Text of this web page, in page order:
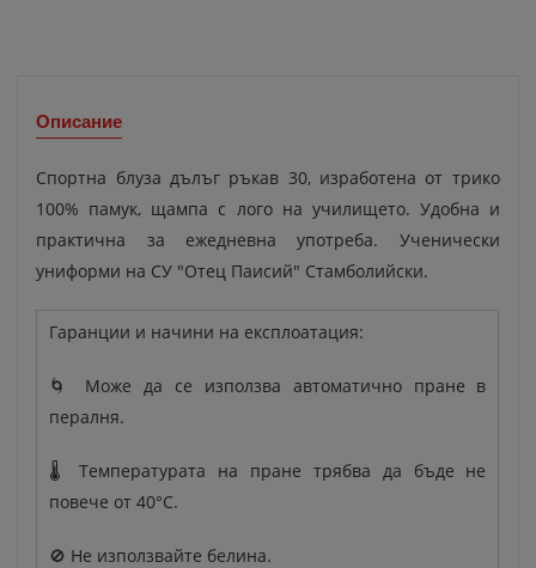
Описание
Спортна блуза дълъг ръкав 30, изработена от трико
100% памук, щампа с лого на училището. Удобна и
практична за ежедневна употреба. Ученически
униформи на СУ "Отец Паисий" Стамболийски.
Гаранции и начини на експлоатация:
🌀 Може да се използва автоматично пране в
пералня.
🌡️ Температурата на пране трябва да бъде не
повече от 40°C.
🚫 Не използвайте белина.